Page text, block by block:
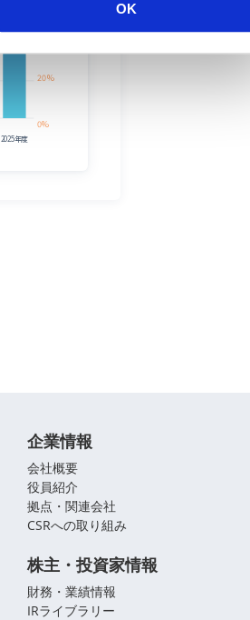
OK
0%
20%
40%
2025年度
企業情報
会社概要
役員紹介
拠点・関連会社
CSRへの取り組み
株主・投資家情報
財務・業績情報
IRライブラリー